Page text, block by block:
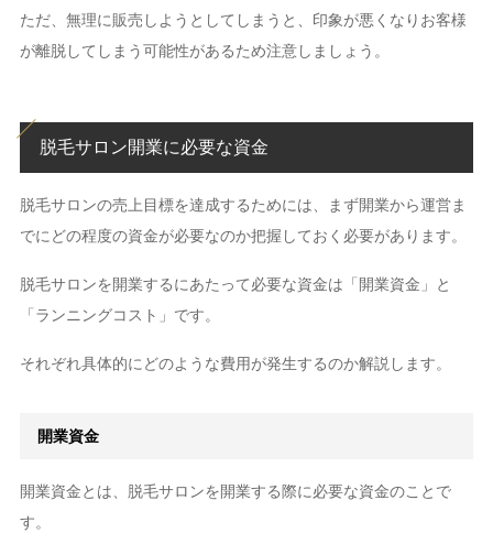
ただ、無理に販売しようとしてしまうと、印象が悪くなりお客様
が離脱してしまう可能性があるため注意しましょう。
脱毛サロン開業に必要な資金
脱毛サロンの売上目標を達成するためには、まず開業から運営ま
でにどの程度の資金が必要なのか把握しておく必要があります。
脱毛サロンを開業するにあたって必要な資金は「開業資金」と
「ランニングコスト」です。
それぞれ具体的にどのような費用が発生するのか解説します。
開業資金
開業資金とは、脱毛サロンを開業する際に必要な資金のことで
す。